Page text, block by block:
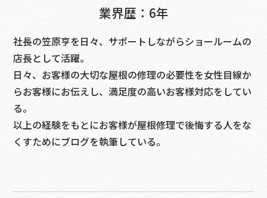
業界歴：6年
社長の笠原亨を日々、サポートしながらショールームの
店長として活躍。
日々、お客様の大切な屋根の修理の必要性を女性目線か
らお客様にお伝えし、満足度の高いお客様対応をしてい
る。
以上の経験をもとにお客様が屋根修理で後悔する人をな
くすためにブログを執筆している。